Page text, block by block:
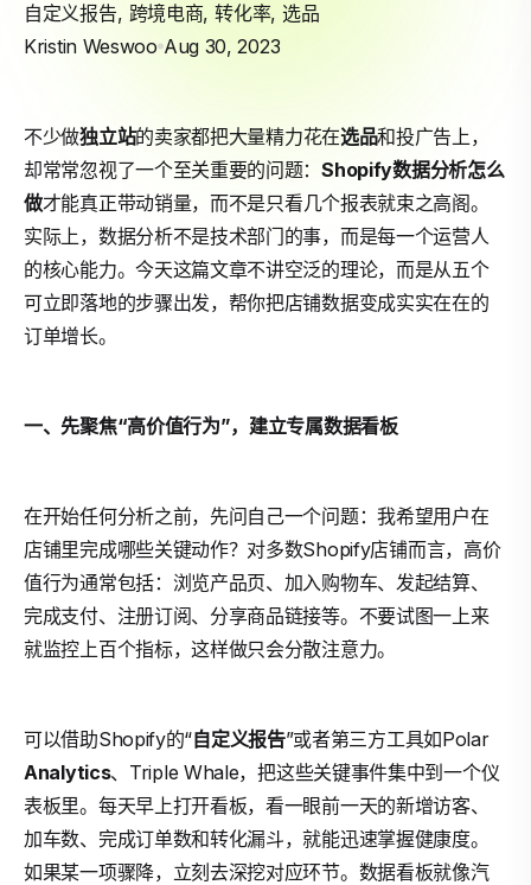
自定义报告, 跨境电商,转化率,选品
Kristin Weswoo Aug 30, 2023
不少做独立站的卖家都把大量精力花在选品和投广告上，
却常常忽视了一个至关重要的问题：Shopify数据分析怎么
做才能真正带动销量，而不是只看几个报表就束之高阁。
实际上，数据分析不是技术部门的事，而是每一个运营人
的核心能力。今天这篇文章不讲空泛的理论，而是从五个
可立即落地的步骤出发，帮你把店铺数据变成实实在在的
订单增长。
一、先聚焦“高价值行为”，建立专属数据看板
在开始任何分析之前，先问自己一个问题：我希望用户在
店铺里完成哪些关键动作？对多数Shopify店铺而言，高价
值行为通常包括：浏览产品页、加入购物车、发起结算、
完成支付、注册订阅、分享商品链接等。不要试图一上来
就监控上百个指标，这样做只会分散注意力。
可以借助Shopify的“自定义报告”或者第三方工具如Polar
Analytics、Triple Whale，把这些关键事件集中到一个仪
表板里。每天早上打开看板，看一眼前一天的新增访客、
加车数、完成订单数和转化漏斗，就能迅速掌握健康度。
如果某一项骤降，立刻去深挖对应环节。数据看板就像汽